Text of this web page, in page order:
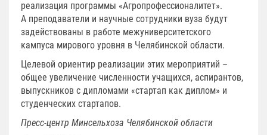
реализация программы «Агропрофессионалитет».
А преподаватели и научные сотрудники вуза будут
задействованы в работе межуниверситетского
кампуса мирового уровня в Челябинской области.
Целевой ориентир реализации этих мероприятий –
общее увеличение численности учащихся, аспирантов,
выпускников с дипломами «стартап как диплом» и
студенческих стартапов.
Пресс-центр Минсельхоза Челябинской области